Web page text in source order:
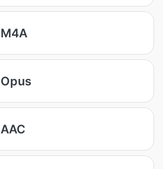
MP3 به M4A
MP3 به Opus
MP3 به AAC